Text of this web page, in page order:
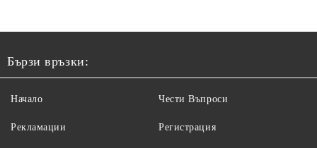
Бързи връзки:
Начало
Рекламации
Чести Въпроси
Регистрация